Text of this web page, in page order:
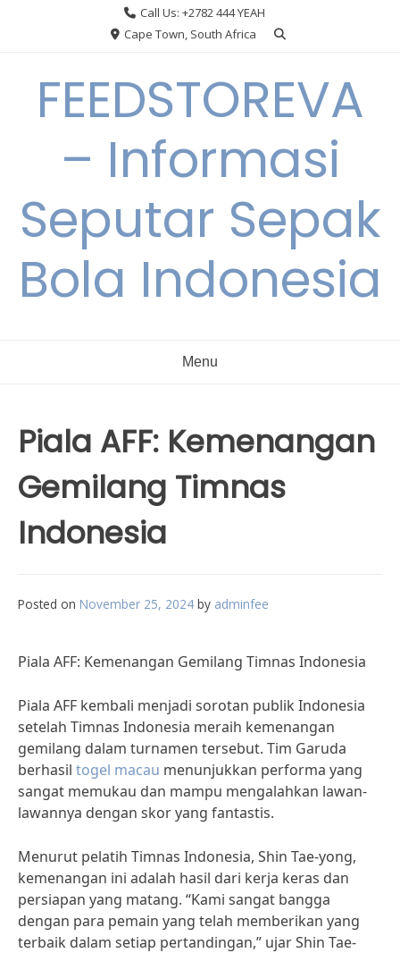
Call Us: +2782 444 YEAH
Cape Town, South Africa
FEEDSTOREVA
– Informasi
Seputar Sepak
Bola Indonesia
Menu
Piala AFF: Kemenangan
Gemilang Timnas
Indonesia
Posted on November 25, 2024 by adminfee
Piala AFF: Kemenangan Gemilang Timnas Indonesia
Piala AFF kembali menjadi sorotan publik Indonesia
setelah Timnas Indonesia meraih kemenangan
gemilang dalam turnamen tersebut. Tim Garuda
berhasil togel macau menunjukkan performa yang
sangat memukau dan mampu mengalahkan lawan-
lawannya dengan skor yang fantastis.
Menurut pelatih Timnas Indonesia, Shin Tae-yong,
kemenangan ini adalah hasil dari kerja keras dan
persiapan yang matang. “Kami sangat bangga
dengan para pemain yang telah memberikan yang
terbaik dalam setiap pertandingan,” ujar Shin Tae-